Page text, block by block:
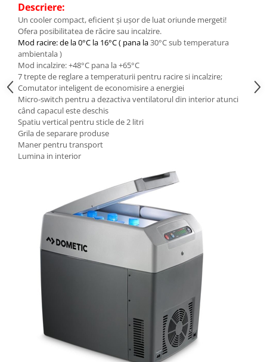
Descriere:
Un cooler compact, eficient și ușor de luat oriunde mergeti!
Ofera posibilitatea de răcire sau incalzire.
Mod racire: de la0°C la 16°C ( pana la30°C sub temperatura
ambientala )
Mod incalzire: +48°C pana la +65°C
7 trepte de reglare a temperaturii pentru racire si incalzire;
Comutator inteligent de economisire a energiei
Micro-switch pentru a dezactiva ventilatorul din interior atunci
când capacul este deschis
Spatiu vertical pentru sticle de 2 litri
Grila de separare produse
Maner pentru transport
Lumina in interior